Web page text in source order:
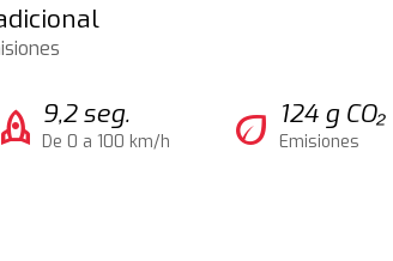
rocket 9,2 seg.
De 0 a 100 km/h eco 124 g CO₂
Emisiones